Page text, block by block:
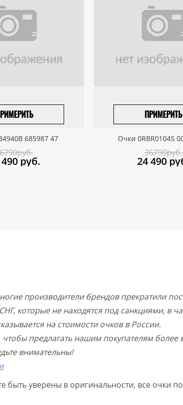
ПОД ЗАКАЗ
685987 47
руб.
ПРИМЕРИТЬ
ПРИВЕЗТИ ПОД
Очки 0RBR0104S
36790руб.
24 490
производители брендов прекратили
которые не находятся под санкциями, в
на стоимости очков в России.
предлагать нашим покупателям более
внимательны!
уверены в оригинальности, все очки